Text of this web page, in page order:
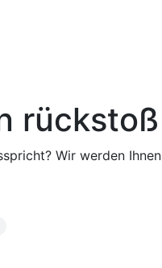
rückstoß
Wir werden Ihnen